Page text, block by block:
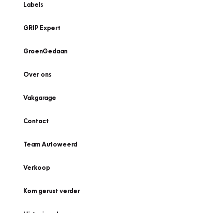
Labels
GRIP Expert
GroenGedaan
Over ons
Vakgarage
Contact
Team Autoweerd
Verkoop
Kom gerust verder